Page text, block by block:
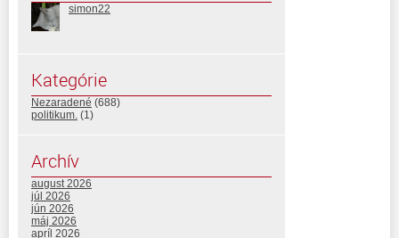
simon22
Kategórie
Nezaradené (688)
politikum. (1)
Archív
august 2026
júl 2026
jún 2026
máj 2026
apríl 2026